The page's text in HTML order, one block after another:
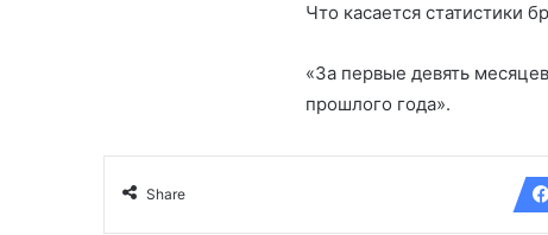
Что касается статистики
«За первые девять
прошлого года».
Share